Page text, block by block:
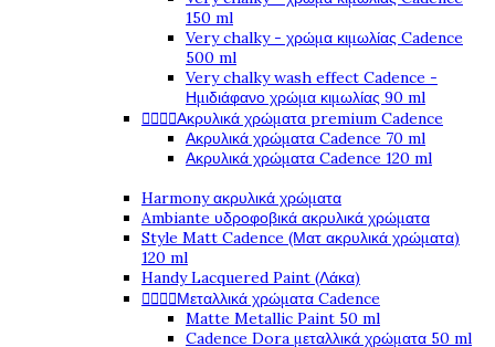
150 ml
Very chalky - χρώμα κιμωλίας Cadence
500 ml
Very chalky wash effect Cadence -
Ημιδιάφανο χρώμα κιμωλίας 90 ml
Ακρυλικά χρώματα premium Cadence
Ακρυλικά χρώματα Cadence 70 ml
Ακρυλικά χρώματα Cadence 120 ml
Harmony ακρυλικά χρώματα
Ambiante υδροφοβικά ακρυλικά χρώματα
Style Matt Cadence (Ματ ακρυλικά χρώματα)
120 ml
Handy Lacquered Paint (Λάκα)
Μεταλλικά χρώματα Cadence
Matte Metallic Paint 50 ml
Cadence Dora μεταλλικά χρώματα 50 ml